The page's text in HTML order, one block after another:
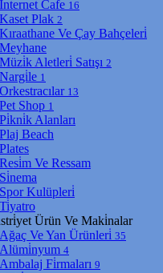
İnternet Cafe 16
Kaset Plak 2
Kıraathane Ve Çay Bahçeleri̇
Meyhane
Müzi̇k Aletleri̇ Satışı 2
Nargi̇le 1
Orkestracılar 13
Pet Shop 1
Pi̇kni̇k Alanları
Plaj Beach
Plates
Resi̇m Ve Ressam
Si̇nema
Spor Kulüpleri̇
Ti̇yatro
Ürün Ve Maki̇nalar
Ağaç Ve Yan Ürünleri̇ 35
Alümi̇nyum 4
Ambalaj Fi̇rmaları 9